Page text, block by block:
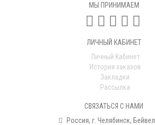
МЫ ПРИНИМАЕМ
ЛИЧНЫЙ КАБИНЕТ
Личный Кабинет
История заказов
Закладки
Рассылка
СВЯЗАТЬСЯ С НАМИ
Россия, г. Челябинск,